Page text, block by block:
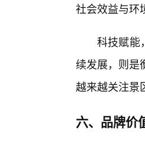
社会效益与环
科技赋能
续发展，则是
越来越关注景
六、品牌价